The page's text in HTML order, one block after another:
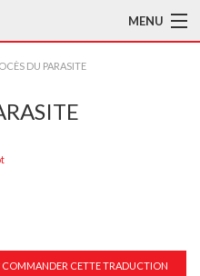
MENU
DU PARASITE
COMMANDER CETTE TRADUCTION